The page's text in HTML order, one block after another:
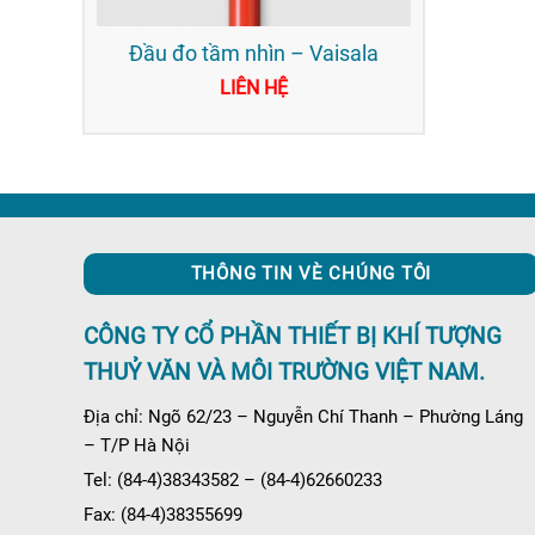
Đầu đo tầm nhìn – Vaisala
LIÊN HỆ
THÔNG TIN VÈ CHÚNG TÔI
CÔNG TY CỔ PHẦN THIẾT BỊ KHÍ TƯỢNG
THUỶ VĂN VÀ MÔI TRƯỜNG VIỆT NAM.
Địa chỉ: Ngõ 62/23 – Nguyễn Chí Thanh – Phường Láng
– T/P Hà Nội
Tel: (84-4)38343582 – (84-4)62660233
Fax: (84-4)38355699